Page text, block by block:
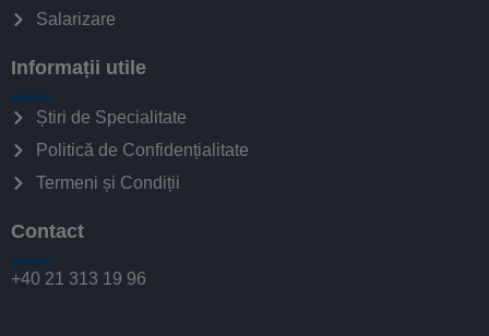
Salarizare
Informații utile
Știri de Specialitate
Politică de Confidențialitate
Termeni și Condiții
Contact
+40 21 313 19 96